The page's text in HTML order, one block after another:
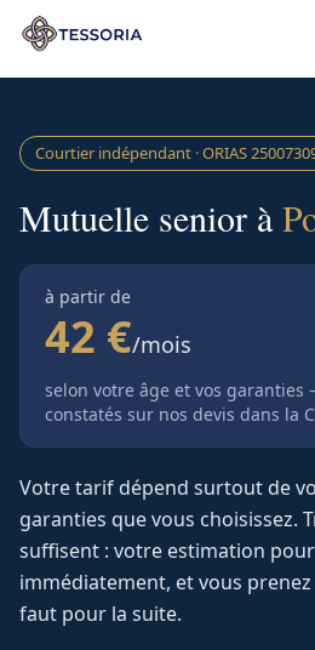
Aller au contenu principal
Courtier indépendant · ORIAS
Mutuelle senior à
à partir de
42 €/mois
selon votre âge et vos
constatés sur nos devis dans la
Votre tarif dépend surtout de
garanties que vous choisissez.
suffisent : votre estimation pour
immédiatement, et vous
faut pour la suite.